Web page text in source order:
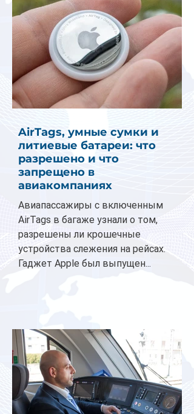
AirTags, умные сумки и
литиевые батареи: что
разрешено и что
запрещено в
авиакомпаниях
Авиапассажиры с включенным
AirTags в багаже узнали о том,
разрешены ли крошечные
устройства слежения на рейсах.
Гаджет Apple был выпущен...